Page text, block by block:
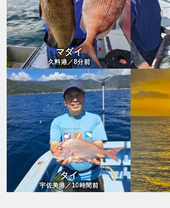
マダイ
久料港／8分前
タイ
宇佐美港／10時間前